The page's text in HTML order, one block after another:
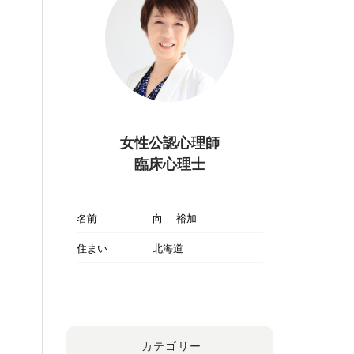
女性公認心理師
臨床心理士
名前
向 裕加
住まい
北海道
カテゴリー